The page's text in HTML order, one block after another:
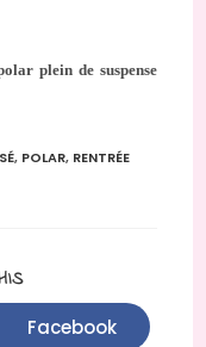
plein de suspense
, POLAR, RENTRÉE
PARTAGER
Ouvrir
Facebook